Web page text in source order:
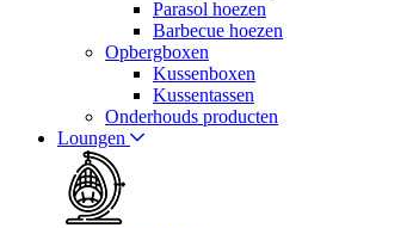
Parasol hoezen
Barbecue hoezen
Opbergboxen
Kussenboxen
Kussentassen
Onderhouds producten
Loungen